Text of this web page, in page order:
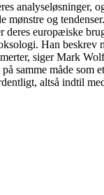
analyseløsninger,
og
europæiske
Han
siger Mark
samme måde
altså indtil